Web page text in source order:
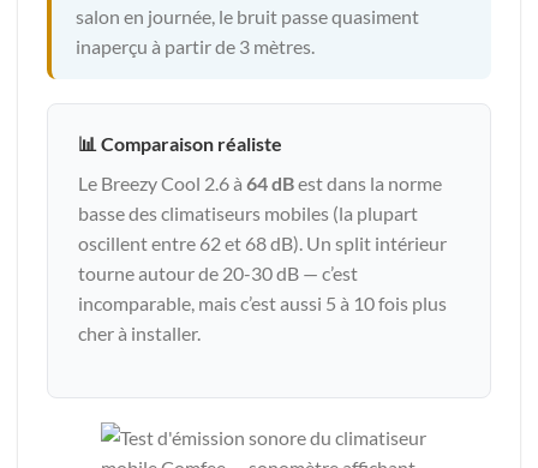
salon en journée, le bruit passe quasiment
inaperçu à partir de 3 mètres.
📊 Comparaison réaliste
Le Breezy Cool 2.6 à 64 dBest dans la norme
basse des climatiseurs mobiles (la plupart
oscillent entre 62 et 68 dB). Un split intérieur
tourne autour de 20-30 dB — c’est
incomparable, mais c’est aussi 5 à 10 fois plus
cher à installer.